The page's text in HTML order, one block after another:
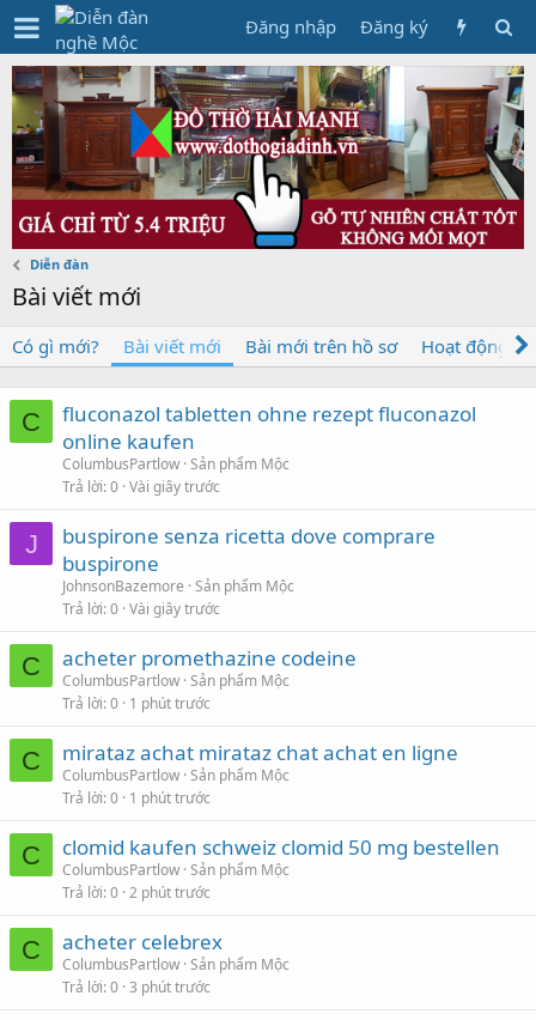
Đăng nhập Đăng ký
Diễn đàn
Bài viết mới
Có gì mới? Bài viết mới Bài mới trên hồ sơ Hoạt động
C
fluconazol tabletten ohne rezept fluconazol
online kaufen
ColumbusPartlow Sản phẩm Mộc
Trả lời 0 Vài giây trước
J
buspirone senza ricetta dove comprare
buspirone
JohnsonBazemore Sản phẩm Mộc
Trả lời 0 Vài giây trước
C acheter promethazine codeine
ColumbusPartlow Sản phẩm Mộc
Trả lời 0 1 phút trước
C mirataz achat mirataz chat achat en ligne
ColumbusPartlow Sản phẩm Mộc
Trả lời 0 1 phút trước
C clomid kaufen schweiz clomid 50 mg bestellen
ColumbusPartlow Sản phẩm Mộc
Trả lời 0 2 phút trước
C acheter celebrex
ColumbusPartlow Sản phẩm Mộc
Trả lời 0 3 phút trước